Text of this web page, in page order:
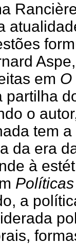
em O
partilha
o
tem
da era
à
a